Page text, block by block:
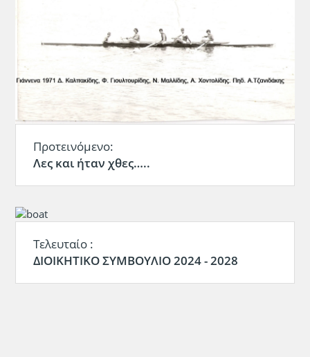
Προτεινόμενο:
Λες και ήταν χθες…..
Τελευταίο :
ΔΙΟΙΚΗΤΙΚΟ ΣΥΜΒΟΥΛΙΟ 2024 - 2028